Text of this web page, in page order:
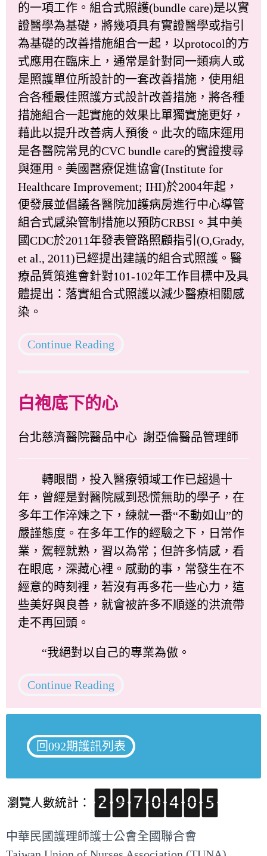
的一項工作。組合式照護(bundle care)是以實
證醫學為基礎，將幾項具有實證醫學或指引
為基礎的改善措施組合一起，以protocol的方
式應用在臨床上，通常是針對同一類病人或
是照護單位所設計的一套改善措施，使用組
合各種最佳照護方式設計改善措施，將各種
措施組合一起實施的效果比單獨實施更好，
藉此以提升改善病人預後。此次的臨床運用
是各醫院常見的CVC bundle care的實證搜尋
與運用。美國醫療促進協會(Institute for
Healthcare Improvement; IHI)於2004年起，
便發展並倡議各醫院加護病房進行中心導管
組合式感染管制措施以預防CRBSI。其中美
國CDC於2011年發表管路照顧指引(O,Grady,
et al., 2011)已經提出建議的組合式照護。醫
療品質策進會針對101-102年工作目標中及具
體提出：落實組合式照護以減少醫療相關感
染。
Continue Reading
白袍底下的心
台北慈濟醫院醫品中心 謝亞倫醫品管理師
轉眼間，投入醫療領域工作已超過十
年，曾經是對醫院感到恐慌無助的學子，在
多年工作淬煉之下，練就一番“不動如山”的
嚴謹態度。在多年工作的經驗之下，日常作
業，駕輕就熟，習以為常；但許多情感，看
在眼底，深藏心裡。感動的事，常發生在不
經意的時刻裡，若沒有再多花一些心力，這
些美好與良善，就會被許多不順遂的洪流帶
走不再回頭。
“我絕對以自己的專業為傲。
Continue Reading
回092期護訊列表
瀏覽人數統計：
中華民國護理師護士公會全國聯合會